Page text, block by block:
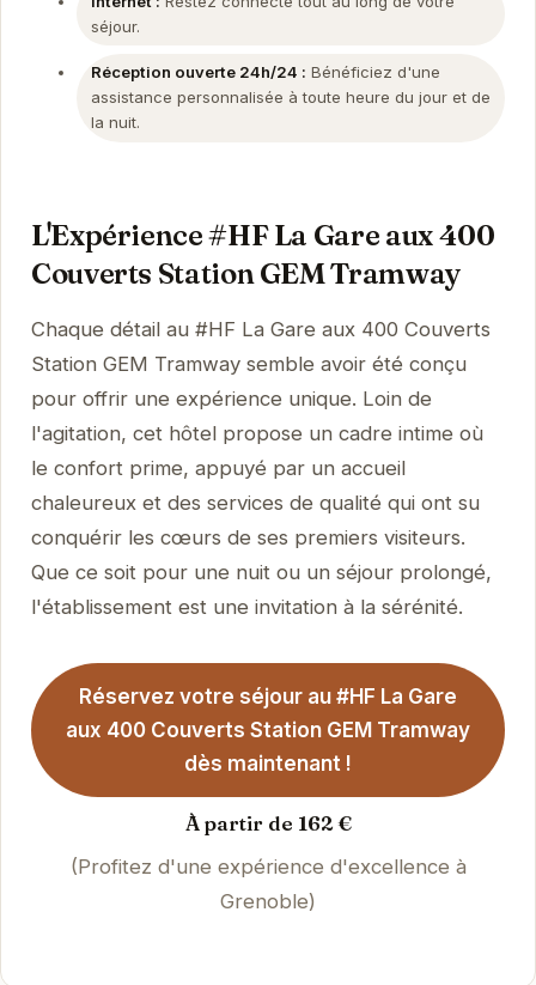
séjour.
Réception ouverte 24h/24 : Bénéficiez d'une
assistance personnalisée à toute heure du jour et de
la nuit.
L'Expérience #HF La Gare aux 400
Couverts Station GEM Tramway
Chaque détail au #HF La Gare aux 400 Couverts
Station GEM Tramway semble avoir été conçu
pour offrir une expérience unique. Loin de
l'agitation, cet hôtel propose un cadre intime où
le confort prime, appuyé par un accueil
chaleureux et des services de qualité qui ont su
conquérir les cœurs de ses premiers visiteurs.
Que ce soit pour une nuit ou un séjour prolongé,
l'établissement est une invitation à la sérénité.
Réservez votre séjour au #HF La Gare
aux 400 Couverts Station GEM Tramway
dès maintenant !
À partir de 162 €
(Profitez d'une expérience d'excellence à
Grenoble)